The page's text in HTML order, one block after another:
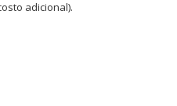
adicional).